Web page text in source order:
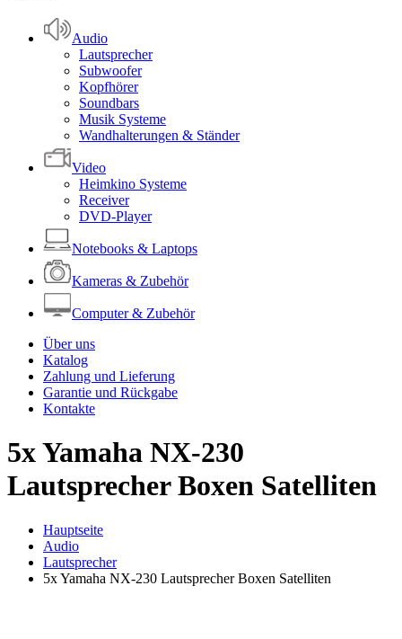
Audio
Lautsprecher
Subwoofer
Kopfhörer
Soundbars
Musik Systeme
Wandhalterungen & Ständer
Video
Heimkino Systeme
Receiver
DVD-Player
Notebooks & Laptops
Kameras & Zubehör
Computer & Zubehör
Über uns
Katalog
Zahlung und Lieferung
Garantie und Rückgabe
Kontakte
5x Yamaha NX-230
Lautsprecher Boxen Satelliten
Hauptseite
Audio
Lautsprecher
5x Yamaha NX-230 Lautsprecher Boxen Satelliten